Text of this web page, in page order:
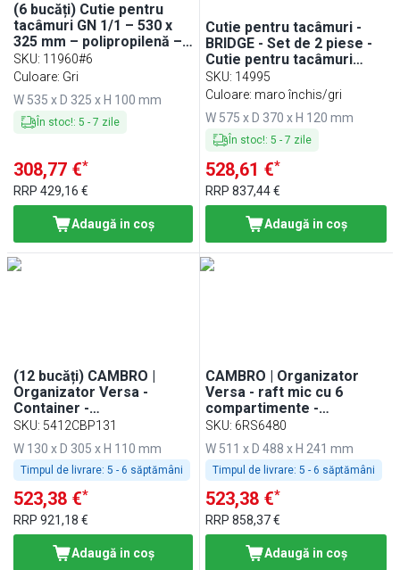
(6 bucăți) Cutie pentru
tacâmuri GN 1/1 – 530 x
325 mm – polipropilenă –
6 compartimente
SKU: 11960#6
Culoare: Gri
W 535 x D 325 x H 100 mm
În stoc!: 5 - 7 zile
308,77 €*
RRP 429,16 €
Adaugă in coş
Cutie pentru tacâmuri -
BRIDGE - Set de 2 piese -
Cutie pentru tacâmuri
detașabilă - 4
compartimente
SKU: 14995
Culoare: maro închis/gri
W 575 x D 370 x H 120 mm
În stoc!:5 -7 zile
528,61 €*
RRP837,44 €
Adaugă in coş
(12 bucăți) CAMBRO |
Organizator Versa -
Container -
130x305x110mm - Maro
SKU: 5412CBP131
W 130 x D 305 x H 110 mm
Timpul de livrare: 5 - 6 săptămâni
523,38 €*
RRP 921,18 €
Adaugă in coş
CAMBRO | Organizator
Versa - raft mic cu 6
compartimente -
511x488mm - gri mat
SKU: 6RS6480
W 511 x D 488 x H 241 mm
Timpul de livrare: 5 - 6 săptămâni
523,38 €*
RRP858,37 €
Adaugă in coş